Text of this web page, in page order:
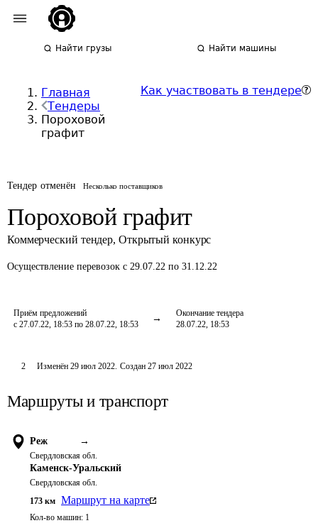
Найти грузы Найти машины
Главная
Тендеры
Пороховой
графит
Как участвовать в тендере
Тендер отменён Несколько поставщиков
Пороховой графит
Коммерческий тендер, Открытый конкурс
Осуществление перевозок с 29.07.22 по 31.12.22
Приём предложений
с 27.07.22, 18:53 по 28.07.22, 18:53
Окончание тендера
28.07.22, 18:53
2 Изменён 29 июл 2022. Создан 27 июл 2022
Маршруты и транспорт
Реж →
Свердловская обл.
Каменск-Уральский
Свердловская обл.
173 км Маршрут на карте
Кол-во машин: 1